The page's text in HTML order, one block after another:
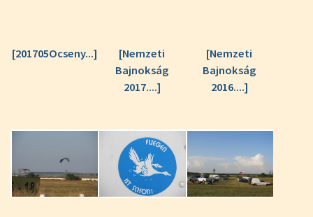
[201705Ocseny...]
[Nemzeti
Bajnokság
2017....]
[Nemzeti
Bajnokság
2016....]